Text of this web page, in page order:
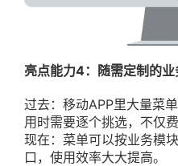
亮点能力4：随需定制的业
过去：移动APP里大量菜
用时需要逐个挑选，不仅
现在：菜单可以按业务模
口，使用效率大大提高。